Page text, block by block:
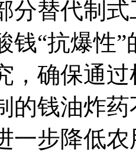
分替代制
钱“抗爆性
，确保通
的钱油炸
一步降低